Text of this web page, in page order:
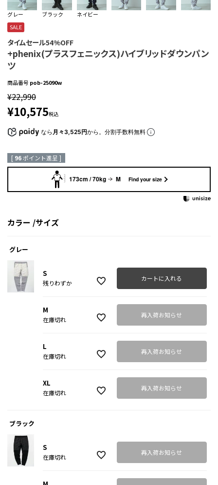
グレー ブラック
ネイビー
SALE
タイムセール54%OFF
+phenix(プラスフェニックス)ハイブリッドダウンパン
ツ
商品番号 pob-25090w
¥22,990
¥10,575税込
なら 月々3,525円から。分割手数料無料
[ 96ポイント進呈 ]
173cm / 70kg M Find your size
カラー サイズ
グレー
S
残りわずか
カートに入れる
M
在庫切れ
再入荷お知らせ
L
在庫切れ
再入荷お知らせ
XL
在庫切れ
再入荷お知らせ
ブラック
S
在庫切れ
再入荷お知らせ